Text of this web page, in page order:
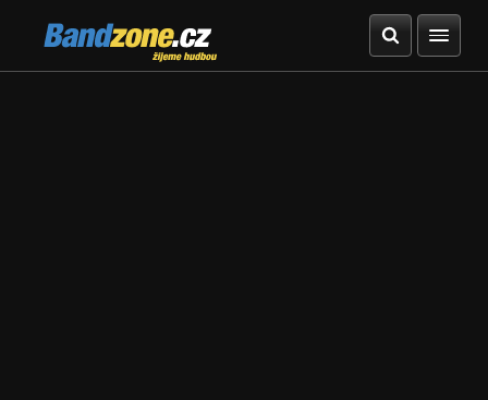
Bandzone.cz
žijeme hudbou